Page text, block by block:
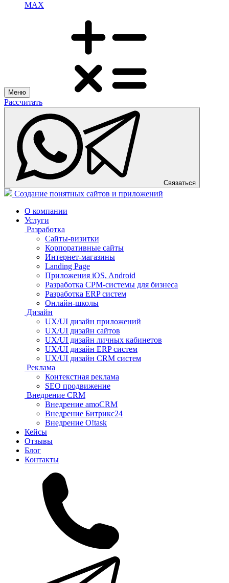
MAX
Меню
Рассчитать
Связаться
Создание понятных сайтов и приложений
О компании
Услуги
Разработка
Сайты-визитки
Корпоративные сайты
Интернет-магазины
Landing Page
Приложения iOS, Android
Разработка СРМ-системы для бизнеса
Разработка ERP систем
Онлайн-школы
Дизайн
UX/UI дизайн приложений
UX/UI дизайн сайтов
UX/UI дизайн личных кабинетов
UX/UI дизайн ERP систем
UX/UI дизайн CRM систем
Реклама
Контекстная реклама
SEO продвижение
Внедрение CRM
Внедрение amoCRM
Внедрение Битрикс24
Внедрение O!task
Кейсы
Отзывы
Блог
Контакты